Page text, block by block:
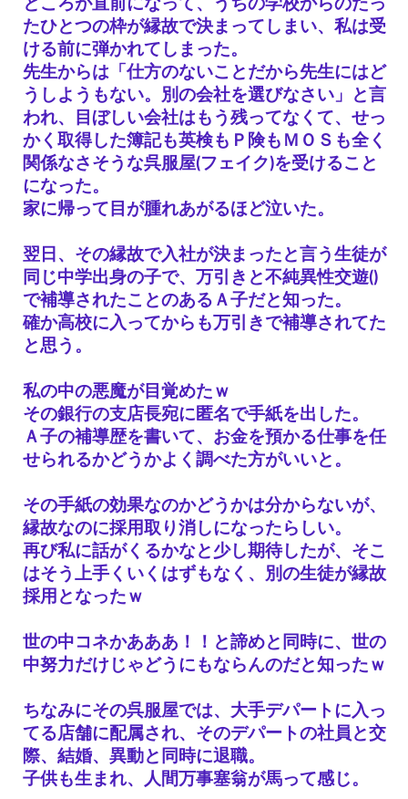
たひとつの枠が縁故で決まってしまい、私は受
ける前に弾かれてしまった。
先生からは「仕方のないことだから先生にはど
うしようもない。別の会社を選びなさい」と言
われ、目ぼしい会社はもう残ってなくて、せっ
かく取得した簿記も英検もＰ険もＭＯＳも全く
関係なさそうな呉服屋(フェイク)を受けること
になった。
家に帰って目が腫れあがるほど泣いた。
翌日、その縁故で入社が決まったと言う生徒が
同じ中学出身の子で、 万引きと不純異性交遊()
で補導されたことのあるＡ子だと知った。
確か高校に入ってからも万引きで補導されてた
と思う。
私の中の悪魔が目覚めたｗ
その銀行の支店長宛に匿名で手紙を出した。
Ａ子の補導歴を書いて、お金を預かる仕事を任
せられるかどうかよく調べた方がいいと。
その手紙の効果なのかどうかは分からないが、
縁故なのに採用取り消しになったらしい。
再び私に話がくるかなと少し期待したが、そこ
はそう上手くいくはずもなく、 別の生徒が縁故
採用となったｗ
世の中コネかあああ！！と諦めと同時に、世の
中努力だけじゃどうにもならんのだと知ったｗ
ちなみにその呉服屋では、大手デパートに入っ
てる店舗に配属され、 そのデパートの社員と交
際、結婚、異動と同時に退職。
子供も生まれ、人間万事塞翁が馬って感じ。